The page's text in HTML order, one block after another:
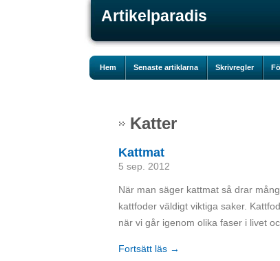
Artikelparadis
Hem Senaste artiklarna Skrivregler
Katter
Kattmat
5 sep. 2012
När man säger kattmat så drar
kattfoder väldigt viktiga saker.
när vi går igenom olika faser i livet
Fortsätt läs →